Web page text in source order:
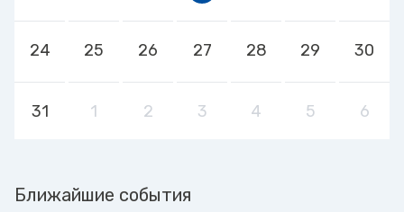
24 25 26 27 28 29 30
31 1 2 3 4 5 6
Ближайшие события